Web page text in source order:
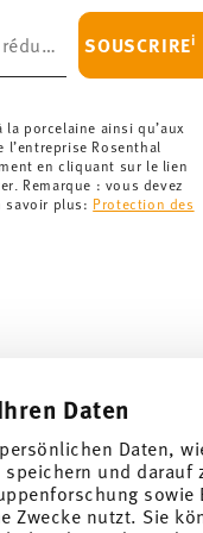
Daten
Daten,
und
Zwecke nutzt. Sie
à partir de 69,90 CHF.
à 36,90 CHF.
pour les articles
service de retour.
SOUSCRIREi
porcelaine ainsi qu’aux
Rosenthal
en cliquant sur le lien
Remarque : vous devez
savoir plus: Protection des